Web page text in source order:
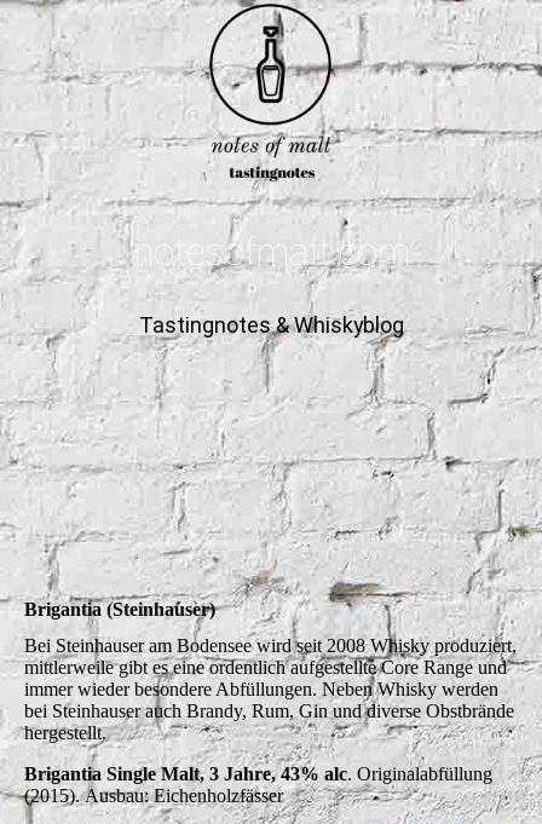
notesofmalt.com
Tastingnotes & Whiskyblog
Brigantia (Steinhauser)
Bei Steinhauser am Bodensee wird seit 2008 Whisky produziert,
mittlerweile gibt es eine ordentlich aufgestellte Core Range und
immer wieder besondere Abfüllungen. Neben Whisky werden
bei Steinhauser auch Brandy, Rum, Gin und diverse Obstbrände
hergestellt.
Brigantia Single Malt, 3 Jahre, 43% alc. Originalabfüllung
(2015).Ausbau: Eichenholzfässer